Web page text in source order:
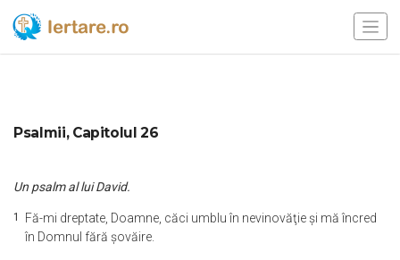
Psalmii, Capitolul 26
Un psalm al lui David.
1 Fă-mi dreptate, Doamne, căci umblu în nevinovăţie şi mă încred
în Domnul fără şovăire.